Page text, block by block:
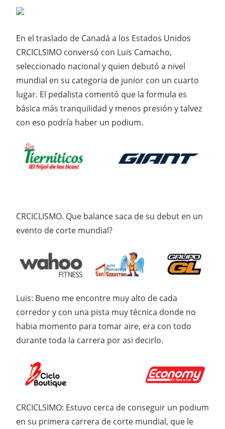
En el traslado de Canadá a los Estados Unidos
CRCICLSIMO conversó con Luis Camacho,
seleccionado nacional y quien debutó a nivel
mundial en su categoria de junior con un cuarto
lugar. El pedalista comentó que la formula es
básica más tranquilidad y menos presión y talvez
con eso podría haber un podium.
CRCICLISMO. Que balance saca de su debut en un
evento de corte mundial?
Luis: Bueno me encontre muy alto de cada
corredor y con una pista muy técnica donde no
habia momento para tomar aire, era con todo
durante toda la carrera por asi decirlo.
CRCICLSIMO: Estuvo cerca de conseguir un podium
en su primera carrera de corte mundial, que le